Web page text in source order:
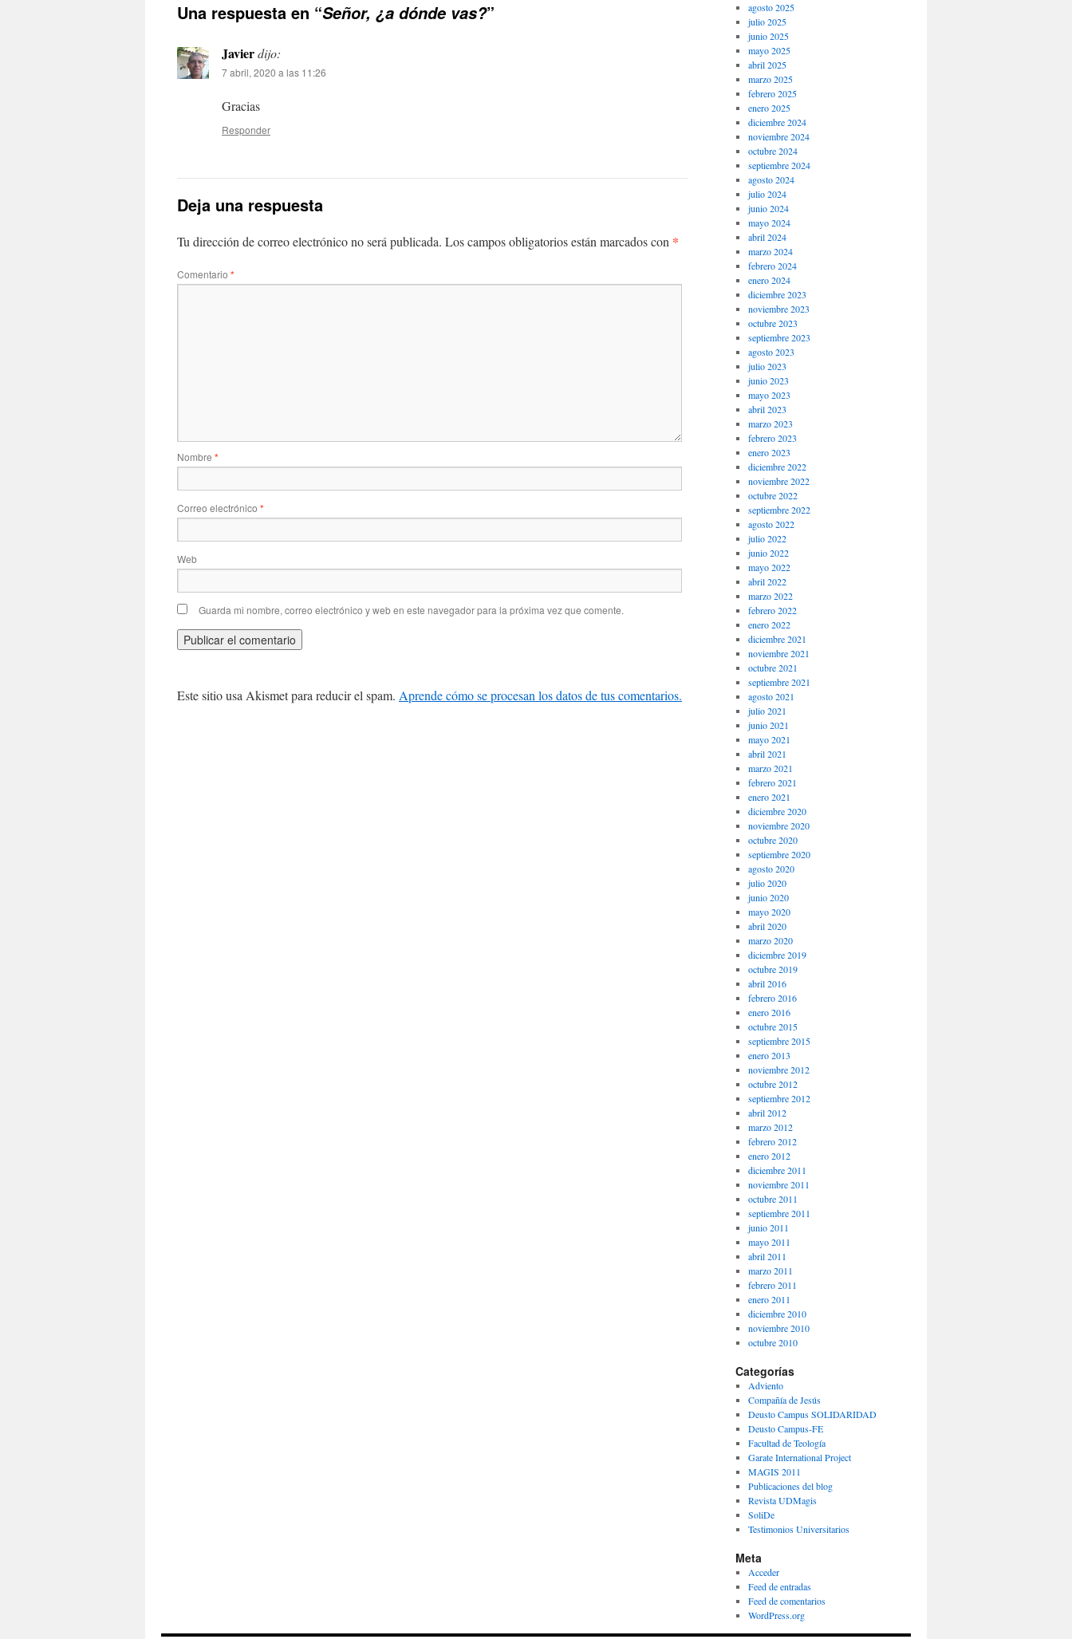
Una respuesta en “Señor, ¿a dónde vas?”
Javierdijo:
7 abril, 2020 a las 11:26
Gracias
Responder
Deja una respuesta
Tu dirección de correo electrónico no será publicada. Los campos obligatorios están marcados con *
Comentario *
Nombre *
Correo electrónico *
Web
Guarda mi nombre, correo electrónico y web en este navegador para la próxima vez que comente.
Este sitio usa Akismet para reducir el spam. Aprende cómo se procesan los datos de tus comentarios.
agosto 2025
julio 2025
junio 2025
mayo 2025
abril 2025
marzo 2025
febrero 2025
enero 2025
diciembre 2024
noviembre 2024
octubre 2024
septiembre 2024
agosto 2024
julio 2024
junio 2024
mayo 2024
abril 2024
marzo 2024
febrero 2024
enero 2024
diciembre 2023
noviembre 2023
octubre 2023
septiembre 2023
agosto 2023
julio 2023
junio 2023
mayo 2023
abril 2023
marzo 2023
febrero 2023
enero 2023
diciembre 2022
noviembre 2022
octubre 2022
septiembre 2022
agosto 2022
julio 2022
junio 2022
mayo 2022
abril 2022
marzo 2022
febrero 2022
enero 2022
diciembre 2021
noviembre 2021
octubre 2021
septiembre 2021
agosto 2021
julio 2021
junio 2021
mayo 2021
abril 2021
marzo 2021
febrero 2021
enero 2021
diciembre 2020
noviembre 2020
octubre 2020
septiembre 2020
agosto 2020
julio 2020
junio 2020
mayo 2020
abril 2020
marzo 2020
diciembre 2019
octubre 2019
abril 2016
febrero 2016
enero 2016
octubre 2015
septiembre 2015
enero 2013
noviembre 2012
octubre 2012
septiembre 2012
abril 2012
marzo 2012
febrero 2012
enero 2012
diciembre 2011
noviembre 2011
octubre 2011
septiembre 2011
junio 2011
mayo 2011
abril 2011
marzo 2011
febrero 2011
enero 2011
diciembre 2010
noviembre 2010
octubre 2010
Categorías
Adviento
Compañía de Jesús
Deusto Campus SOLIDARIDAD
Deusto Campus-FE
Facultad de Teología
Garate International Project
MAGIS 2011
Publicaciones del blog
Revista UDMagis
SoliDe
Testimonios Universitarios
Meta
Acceder
Feed de entradas
Feed de comentarios
WordPress.org